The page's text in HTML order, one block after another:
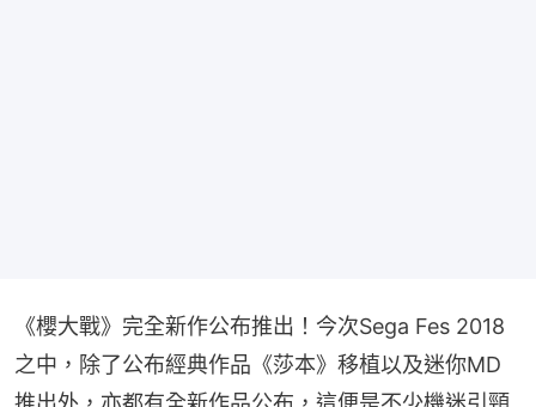
《櫻大戰》完全新作公布推出！今次Sega Fes 2018
之中，除了公布經典作品《莎本》移植以及迷你MD